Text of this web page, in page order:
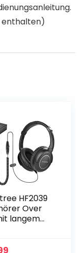
enthalten)
HF2039
Over
langem